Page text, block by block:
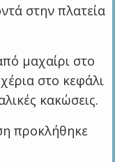
στην πλατεία
μαχαίρι στο
στο κεφάλι
κακώσεις.
προκλήθηκε